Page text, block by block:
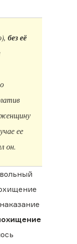
без её
ее
он.